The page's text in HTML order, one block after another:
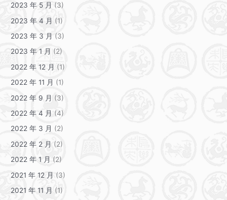
2023 年 5 月 (3)
2023 年 4 月 (1)
2023 年 3 月 (3)
2023 年 1 月 (2)
2022 年 12 月 (1)
2022 年 11 月 (1)
2022 年 9 月 (3)
2022 年 4 月 (4)
2022 年 3 月 (2)
2022 年 2 月 (2)
2022 年 1 月 (2)
2021 年 12 月 (3)
2021 年 11 月 (1)